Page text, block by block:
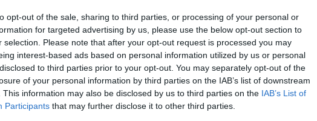
opt-out of the sale, sharing to third parties, or processing of your personal or
for targeted advertising by us, please use the below opt-out section to
selection. Please note that after your opt-out request is processed you may
interest-based ads based on personal information utilized by us or personal
to third parties prior to your opt-out. You may separately opt-out of the
of your personal information by third parties on the IAB’s list of downstream
This information may also be disclosed by us to third parties on the IAB’s List of
Participants that may further disclose it to other third parties.